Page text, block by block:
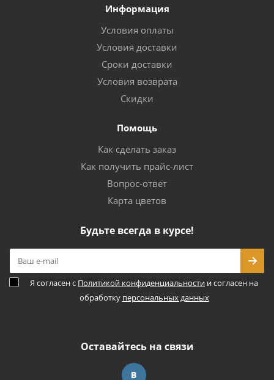
Информация
Условия оплаты
Условия доставки
Сроки доставки
Условия возврата
Скидки
Помощь
Как сделать заказ
Как получить прайс-лист
Вопрос-ответ
Карта цветов
Будьте всегда в курсе!
Я согласен с Политикой конфиденциальности и согласен на
обработку персональных данных
Оставайтесь на связи